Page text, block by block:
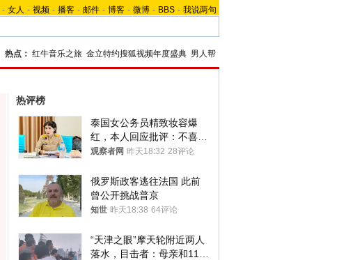
- 女人 - 视频 - 播客 - 邮件 - 博客 - 微博 - BBS - 我说两句
热点： 红牛音乐之旅 金立特约搜狐视频年度盛典 男人帮
热评榜
泰国女公务员精致妆容爆
红，本人回应批评：不喜欢
就别看
观察者网 昨天18:32 28评论
俄罗斯政客逃往法国 此前
曾公开挑战普京
知世 昨天18:38 64评论
“天津之眼”摩天轮附近两人
落水，目击者：母亲和11岁